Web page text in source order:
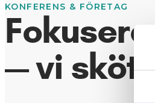
KONFERENS & FÖRETAG
— vi